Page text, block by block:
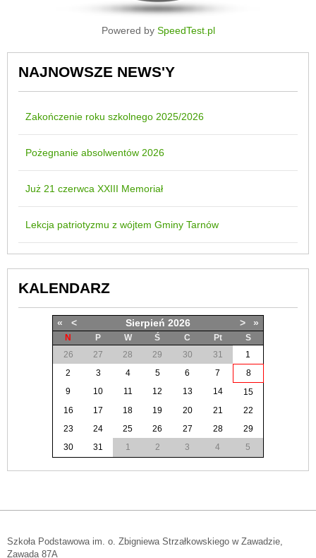
Powered by SpeedTest.pl
NAJNOWSZE NEWS'Y
Zakończenie roku szkolnego 2025/2026
Pożegnanie absolwentów 2026
Już 21 czerwca XXIII Memoriał
Lekcja patriotyzmu z wójtem Gminy Tarnów
KALENDARZ
« < Sierpień 2026 > »
N P W Ś C Pt
S
26
27 28 29 30 31
1
2
3 4 5 6 7
8
9
10 11 12 13 14
15
16
17 18 19 20 21
22
23
24 25 26 27 28
29
30
31 1 2 3 4 5
Szkoła Podstawowa im. o. Zbigniewa Strzałkowskiego w Zawadzie,
Zawada 87A